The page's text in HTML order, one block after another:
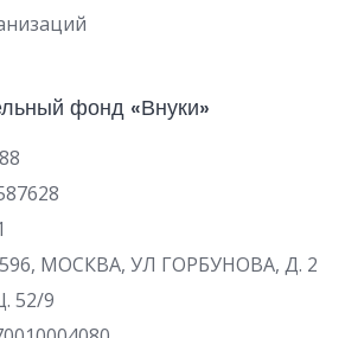
фонд «Внуки»
МОСКВА, УЛ ГОРБУНОВА, Д. 2
52/9